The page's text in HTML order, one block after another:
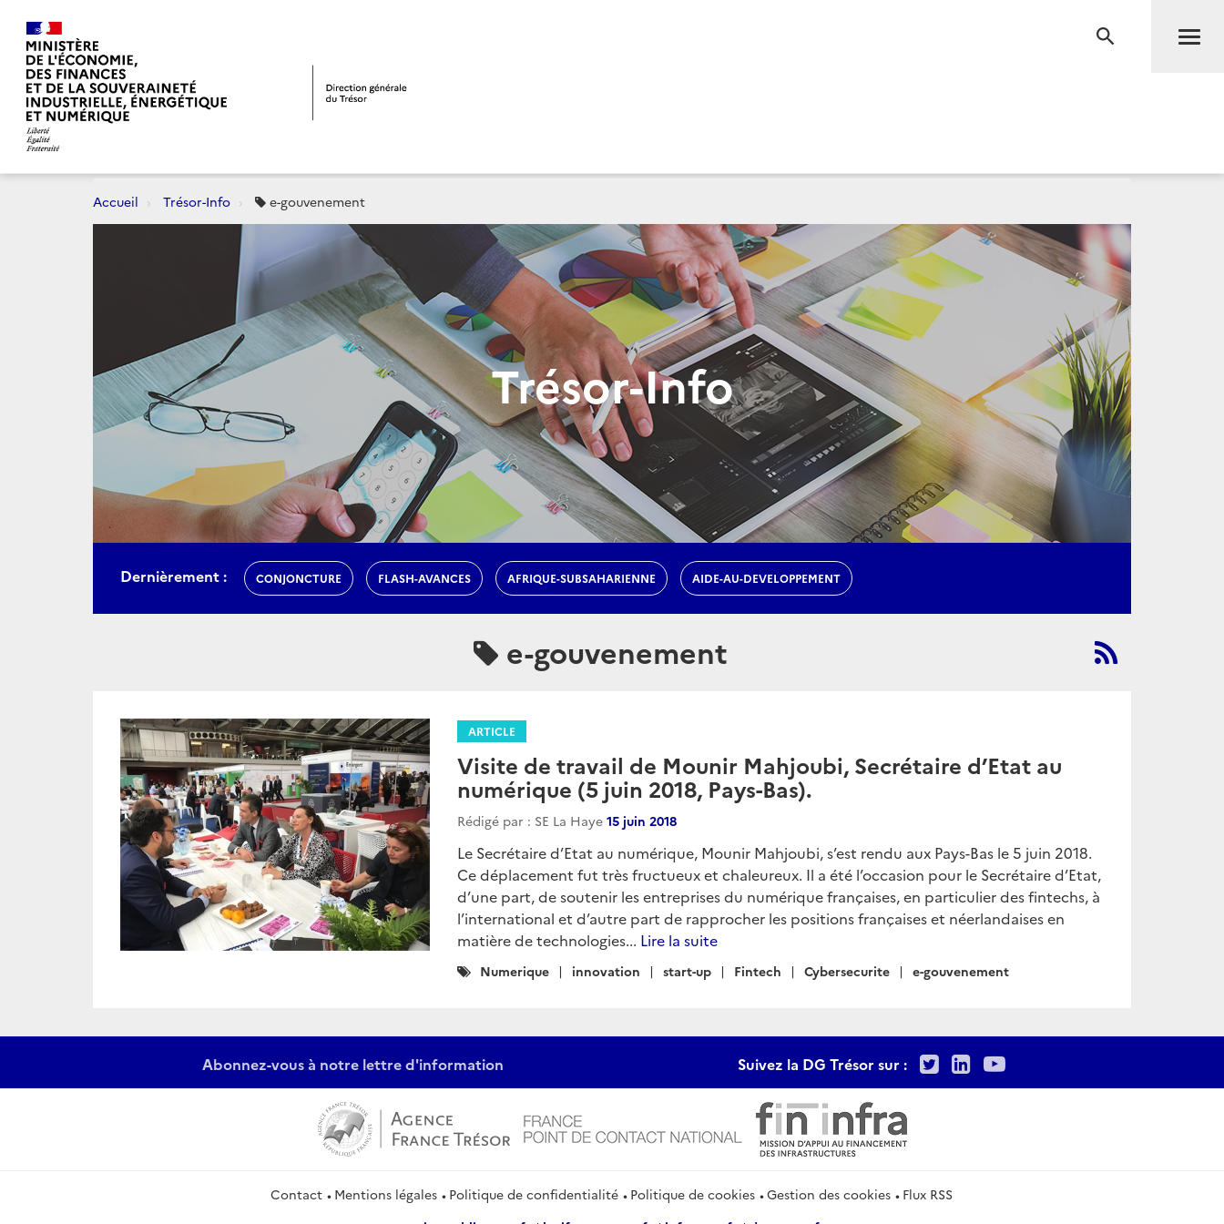
RECHERCHE
Accueil Trésor-Info e-gouvenement
Trésor-Info
Dernièrement : CONJONCTURE FLASH-AVANCES AFRIQUE-SUBSAHARIENNE AIDE-AU-DEVELOPPEMENT
e-gouvenement
ARTICLE
Visite de travail de Mounir Mahjoubi, Secrétaire d’Etat au
numérique (5 juin 2018, Pays-Bas).
Rédigé par : SE La Haye 15 juin 2018
Le Secrétaire d’Etat au numérique, Mounir Mahjoubi, s’est rendu aux Pays-Bas le 5 juin 2018.
Ce déplacement fut très fructueux et chaleureux. Il a été l’occasion pour le Secrétaire d’Etat,
d’une part, de soutenir les entreprises du numérique françaises, en particulier des fintechs, à
l’international et d’autre part de rapprocher les positions françaises et néerlandaises en
matière de technologies... Lire la suite
Catégories
Numerique innovation start-up Fintech Cybersecurite e-gouvenement
Abonnez-vous à notre lettre d'information Suivez la DG Trésor sur : TwitterLinkedIn
Youtube
Contact Mentions légales Politique de confidentialité Politique de cookies Gestion des cookies
Flux RSS